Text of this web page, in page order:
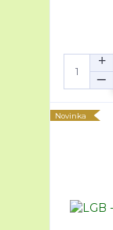
Novinka